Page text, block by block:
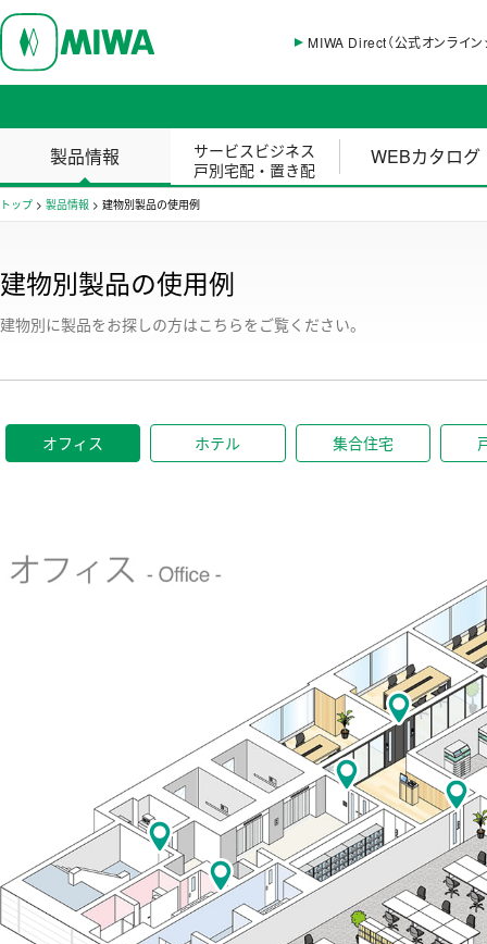
MIWA Direct（公式オンライン
製品情報
サービスビジネス
戸別宅配・置き配
WEBカタログ
トップ > 製品情報 > 建物別製品の使用例
建物別製品の使用例
建物別に製品をお探しの方はこちらをご覧ください。
オフィスオフィス ホテル 集合住宅